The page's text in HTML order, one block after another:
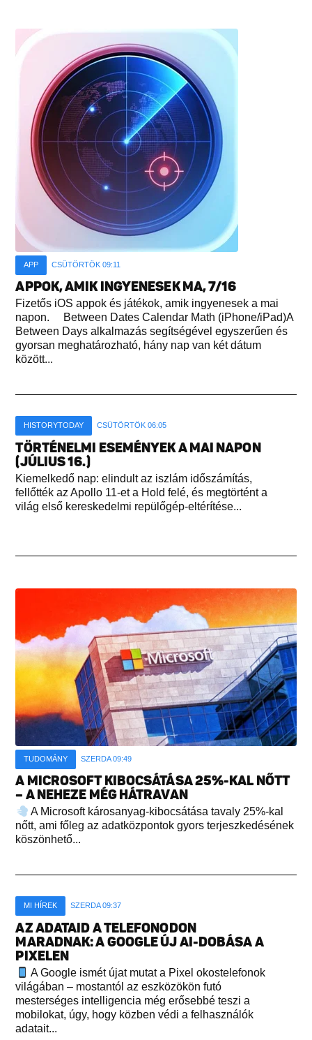
APP CSÜTÖRTÖK 09:11
APPOK, AMIK INGYENESEK MA, 7/16
Fizetős iOS appok és játékok, amik ingyenesek a mai
napon. Between Dates Calendar Math (iPhone/iPad)A
Between Days alkalmazás segítségével egyszerűen és
gyorsan meghatározható, hány nap van két dátum
között...
HISTORYTODAY CSÜTÖRTÖK 06:05
TÖRTÉNELMI ESEMÉNYEK A MAI NAPON
(JÚLIUS 16.)
Kiemelkedő nap: elindult az iszlám időszámítás,
fellőtték az Apollo 11-et a Hold felé, és megtörtént a
világ első kereskedelmi repülőgép-eltérítése...
TUDOMÁNY SZERDA 09:49
A MICROSOFT KIBOCSÁTÁSA 25%-KAL NŐTT
– A NEHEZE MÉG HÁTRAVAN
A Microsoft károsanyag-kibocsátása tavaly 25%-kal
nőtt, ami főleg az adatközpontok gyors terjeszkedésének
köszönhető...
MI HÍREK SZERDA 09:37
AZ ADATAID A TELEFONODON
MARADNAK: A GOOGLE ÚJ AI-DOBÁSA A
PIXELEN
A Google ismét újat mutat a Pixel okostelefonok
világában – mostantól az eszközökön futó
mesterséges intelligencia még erősebbé teszi a
mobilokat, úgy, hogy közben védi a felhasználók
adatait...